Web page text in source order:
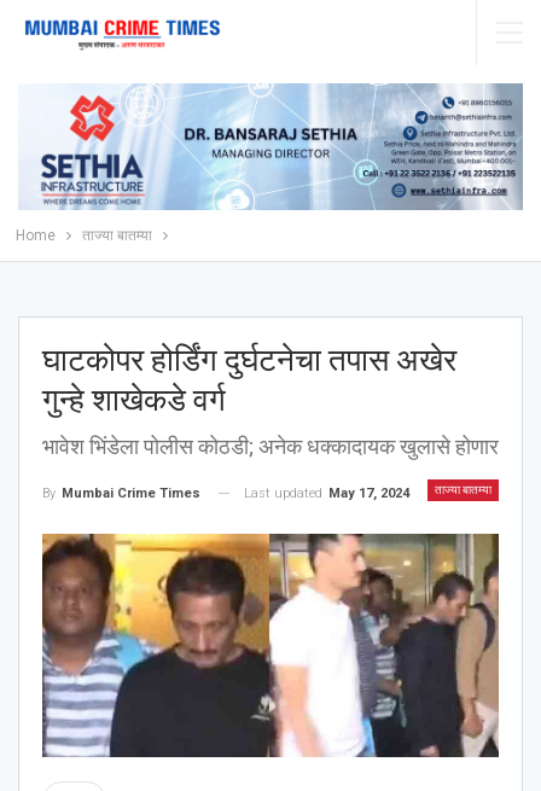
Home ताज्या बातम्या
घाटकोपर होर्डिंग दुर्घटनेचा तपास अखेर
गुन्हे शाखेकडे वर्ग
भावेश भिंडेला पोलीस कोठडी; अनेक धक्कादायक खुलासे होणार
ताज्या बातम्या
By Mumbai Crime Times Last updated May 17, 2024